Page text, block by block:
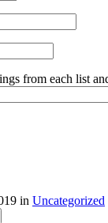
from each list
in Uncategorized